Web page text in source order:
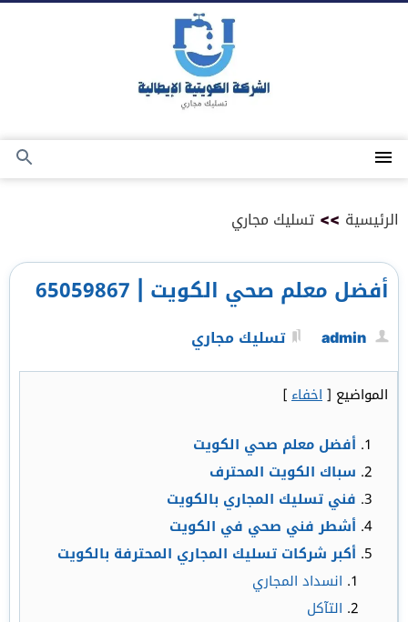
القائمة
بحث
الرئيسية >> تسليك مجاري
أفضل معلم صحي الكويت | 65059867
admin تسليك مجاري
المواضيع [اخفاء]
أفضل معلم صحي الكويت
سباك الكويت المحترف
فني تسليك المجاري بالكويت
أشطر فني صحي في الكويت
أكبر شركات تسليك المجاري المحترفة بالكويت
انسداد المجاري
التآكل